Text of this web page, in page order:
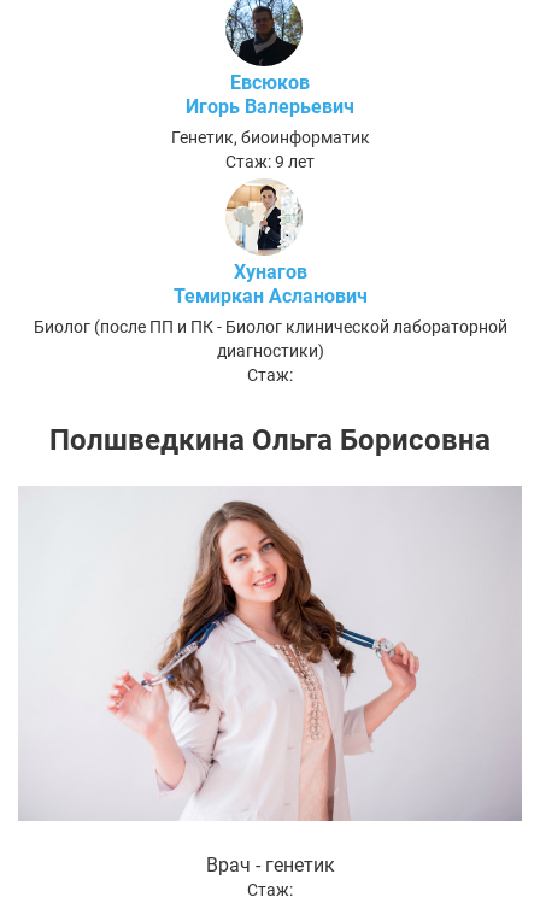
Евсюков
Игорь Валерьевич
Генетик, биоинформатик
Стаж: 9 лет
Хунагов
Темиркан Асланович
Биолог (после ПП и ПК - Биолог клинической лабораторной
диагностики)
Стаж:
Полшведкина Ольга Борисовна
Врач - генетик
Стаж: